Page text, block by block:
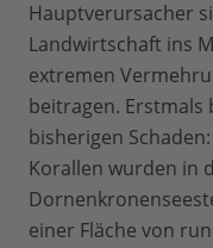
Hauptverursacher
Landwirtschaft ins
extremen
beitragen. Erstmals
bisherigen
Korallen wurden in
einer Fläche von